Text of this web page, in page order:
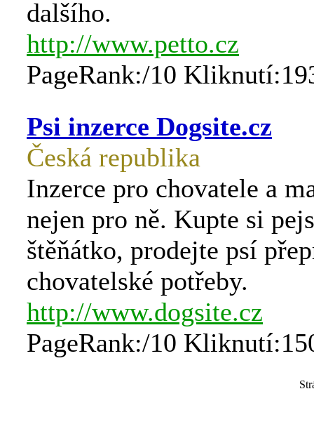
dalšího.
http://www.petto.cz
PageRank:/10
Psi inzerce Dogsite.cz
Česká republika
Inzerce pro chovatele a
nejen pro ně. Kupte si
štěňátko, prodejte psí
chovatelské potřeby.
http://www.dogsite.cz
PageRank:/10